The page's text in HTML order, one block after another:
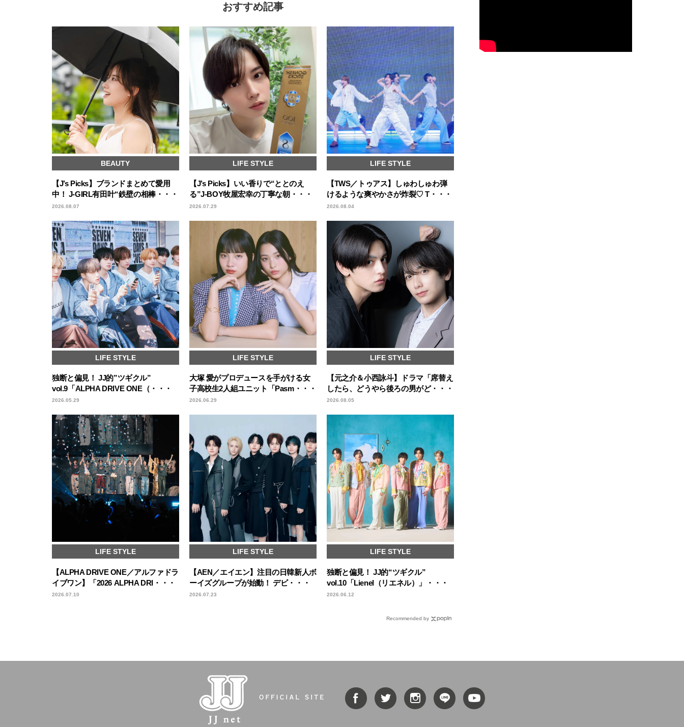
おすすめ記事
BEAUTY
【J’s Picks】ブランドまとめて愛用
中！ J-GIRL有田叶“鉄壁の相棒・・・
2026.08.07
LIFE STYLE
【J’s Picks】いい香りで“ととのえ
る”J-BOY牧屋宏幸の丁寧な朝・・・
2026.07.29
LIFE STYLE
【TWS／トゥアス】しゅわしゅわ弾
けるような爽やかさが炸裂♡ T・・・
2026.08.04
LIFE STYLE
独断と偏見！ JJ的”ツギクル”
vol.9「ALPHA DRIVE ONE（・・・
2026.05.29
LIFE STYLE
大塚 愛がプロデュースを手がける女
子高校生2人組ユニット「Pasm・・・
2026.06.29
LIFE STYLE
【元之介＆小西詠斗】ドラマ「席替え
したら、どうやら後ろの男がど・・・
2026.08.05
LIFE STYLE
【ALPHA DRIVE ONE／アルファドラ
イブワン】「2026 ALPHA DRI・・・
2026.07.10
LIFE STYLE
【AEN／エイエン】注目の日韓新人ボ
ーイズグループが始動！ デビ・・・
2026.07.23
LIFE STYLE
独断と偏見！ JJ的“ツギクル”
vol.10「Lienel（リエネル）」・・・
2026.06.12
Recommended by